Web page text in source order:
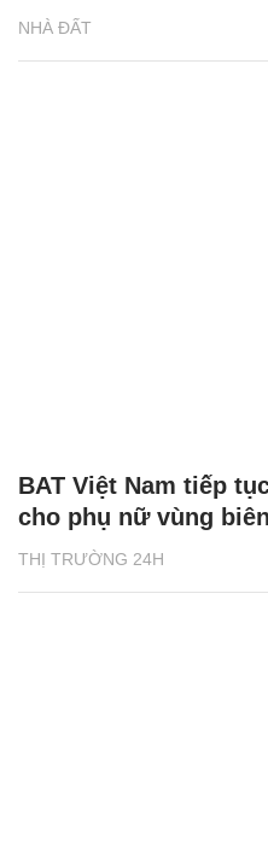
NHÀ ĐẤT
THỊ TRƯỜNG 24H
BAT Việt Nam tiếp
cho phụ nữ vùng